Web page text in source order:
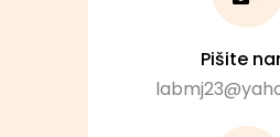
Pišite